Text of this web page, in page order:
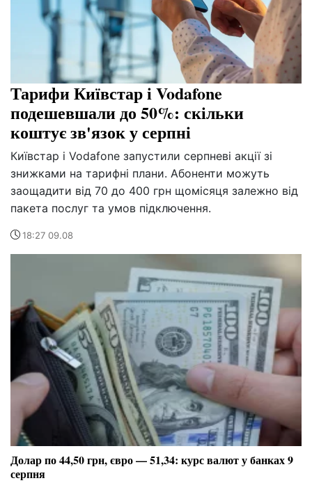
Тарифи Київстар і Vodafone
подешевшали до 50%: скільки
коштує зв'язок у серпні
Київстар і Vodafone запустили серпневі акції зі
знижками на тарифні плани. Абоненти можуть
заощадити від 70 до 400 грн щомісяця залежно від
пакета послуг та умов підключення.
18:27 09.08
Долар по 44,50 грн, євро — 51,34: курс валют у банках 9
серпня